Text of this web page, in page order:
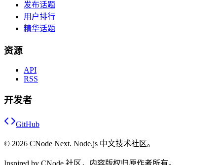
发布话题
用户排行
精华话题
资源
API
RSS
开发者
GitHub
© 2026 CNode Next. Node.js 中文技术社区。
Inspired by CNode 社区，内容版权归原作者所有。